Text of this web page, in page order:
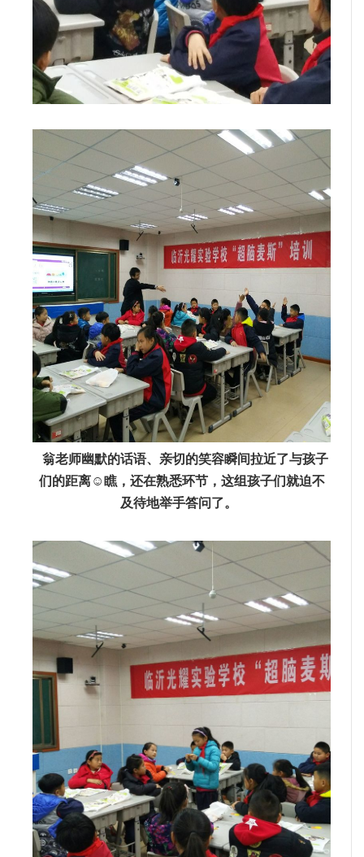
翁老师幽默的话语、亲切的笑容瞬间拉近了与孩子
们的距离☺️瞧，还在熟悉环节，这组孩子们就迫不
及待地举手答问了。